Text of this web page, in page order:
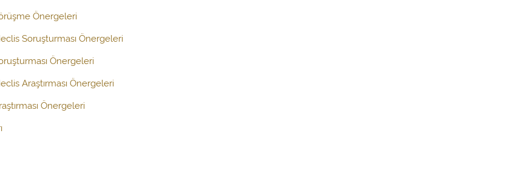
Önergeleri
Soruşturması Önergeleri
Önergeleri
Araştırması Önergeleri
Önergeleri